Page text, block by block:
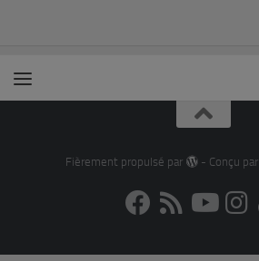
Fièrement propulsé par - Conçu par